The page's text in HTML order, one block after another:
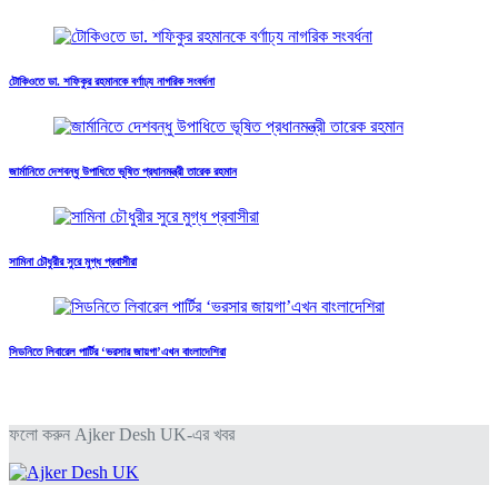
টোকিওতে ডা. শফিকুর রহমানকে বর্ণাঢ্য নাগরিক সংবর্ধনা
জার্মানিতে দেশবন্ধু উপাধিতে ভূষিত প্রধানমন্ত্রী তারেক রহমান
সামিনা চৌধুরীর সুরে মুগ্ধ প্রবাসীরা
সিডনিতে লিবারেল পার্টির ‘ভরসার জায়গা’এখন বাংলাদেশিরা
ফলো করুন Ajker Desh UK-এর খবর